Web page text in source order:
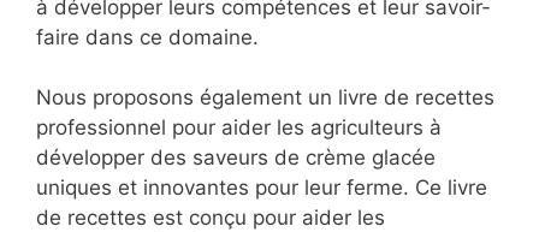
à développer leurs compétences et leur savoir-
faire dans ce domaine.
Nous proposons également un livre de recettes
professionnel pour aider les agriculteurs à
développer des saveurs de crème glacée
uniques et innovantes pour leur ferme. Ce livre
de recettes est conçu pour aider les